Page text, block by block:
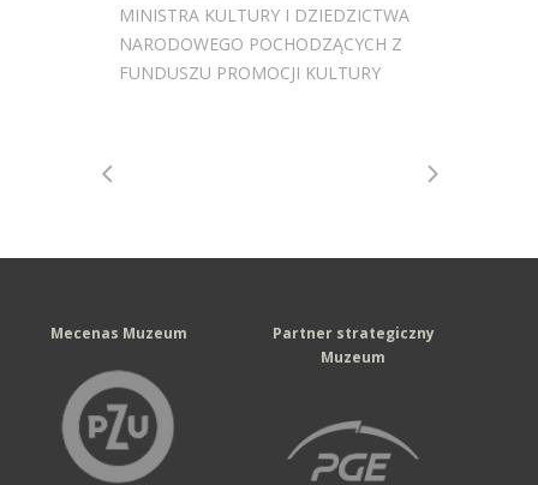
MINISTRA KULTURY I DZIEDZICTWA
NARODOWEGO POCHODZĄCYCH Z
FUNDUSZU PROMOCJI KULTURY
Mecenas Muzeum
Partner strategiczny
Muzeum